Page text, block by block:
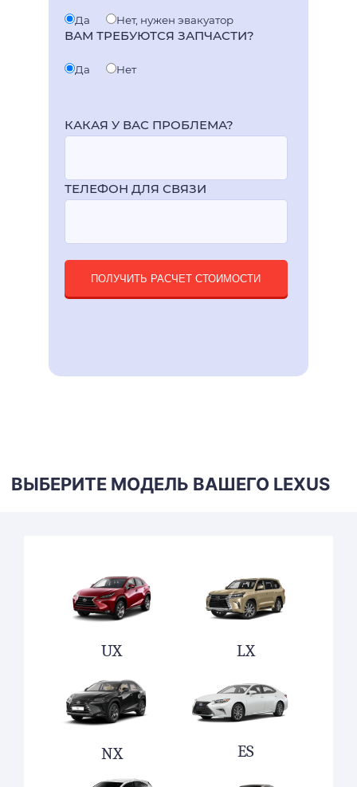
Да Нет, нужен эвакуатор
ВАМ ТРЕБУЮТСЯ ЗАПЧАСТИ?
Да Нет
КАКАЯ У ВАС ПРОБЛЕМА?
ТЕЛЕФОН ДЛЯ СВЯЗИ
ПОЛУЧИТЬ РАСЧЕТ СТОИМОСТИ
ВЫБЕРИТЕ МОДЕЛЬ ВАШЕГО LEXUS
UX
NX
LX
ES